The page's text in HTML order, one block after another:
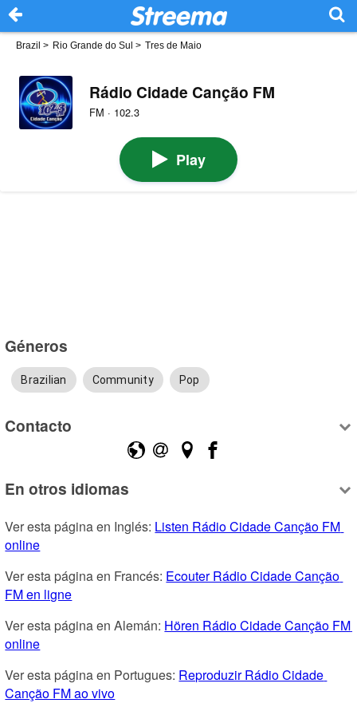
Brazil > Rio Grande do Sul > Tres de Maio
Rádio Cidade Canção FM
FM · 102.3
Play
Géneros
Brazilian Community Pop
Contacto
En otros idiomas
Ver esta página en Inglés: Listen Rádio Cidade Canção FM
online
Ver esta página en Francés: Ecouter Rádio Cidade Canção
FM en ligne
Ver esta página en Alemán: Hören Rádio Cidade Canção FM
online
Ver esta página en Portugues: Reproduzir Rádio Cidade
Canção FM ao vivo